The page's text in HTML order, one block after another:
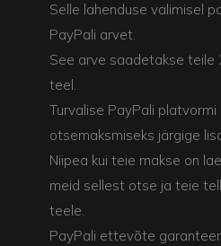
Selle lahenduse valimisel
PayPali arvet.
See arve saadetakse teile
teel.
Turvalise PayPali platvormi
otsemaksmiseks järgige
Niipea kui teie makse on
meid sellest otse ja teie
teele.
PayPali ettevõte